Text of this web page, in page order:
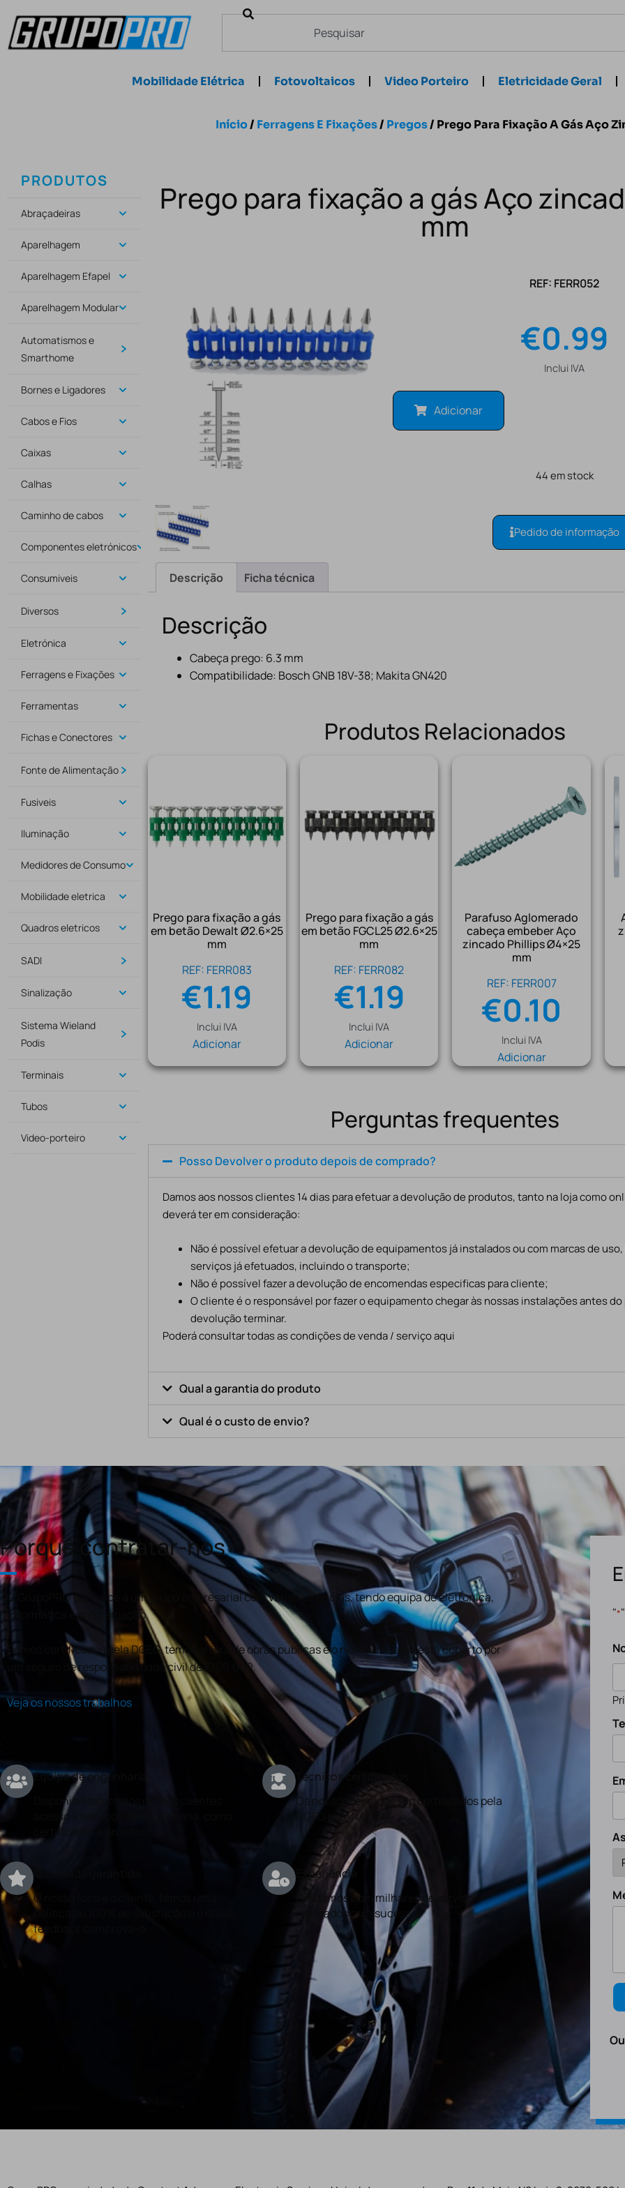
Mobilidade Elétrica Fotovoltaicos Video Porteiro Eletricidade Geral
Início/ Ferragens E Fixações/ Pregos/ Prego Para Fixação A Gás Aço
PRODUTOS
Abraçadeiras
Aparelhagem
Aparelhagem Efapel
Aparelhagem Modular
Automatismos e
Smarthome
Bornes e Ligadores
Cabos e Fios
Caixas
Calhas
Caminho de cabos
Componentes eletrónicos
Consumiveis
Diversos
Eletrónica
Ferragens e Fixações
Ferramentas
Fichas e Conectores
Fonte de Alimentação
Fusiveis
Iluminação
Medidores de Consumo
Mobilidade eletrica
Quadros eletricos
SADI
Sinalização
Sistema Wieland
Podis
Terminais
Tubos
Video-porteiro
Prego para fixação a gás Aço
mm
REF: FERR052
€0.99
Inclui IVA
Adicionar
44 em stock
Pedido de informação
Descrição Ficha técnica
Descrição
Cabeça prego: 6.3 mm
Compatibilidade: Bosch GNB 18V-38; Makita GN420
Produtos Relacionados
Prego para fixação a gás
em betão Dewalt Ø2.6×25
mm
REF: FERR083
€1.19
Inclui IVA
Adicionar
Prego para fixação a gás
em betão FGCL25 Ø2.6×25
mm
REF: FERR082
€1.19
Inclui IVA
Adicionar
Parafuso Aglomerado
cabeça embeber Aço
zincado Phillips Ø4×25
mm
REF: FERR007
€0.10
Inclui IVA
Adicionar
Perguntas frequentes
Posso Devolver o produto depois de comprado?
Damos aos nossos clientes 14 dias para efetuar a devolução de produtos, tanto na loja como
deverá ter em consideração:
Não é possível efetuar a devolução de equipamentos já instalados ou com marcas de
serviços já efetuados, incluindo o transporte;
Não é possível fazer a devolução de encomendas especificas para cliente;
O cliente é o responsável por fazer o equipamento chegar às nossas instalações antes
devolução terminar.
Poderá consultar todas as condições de venda / serviço aqui
Qual a garantia do produto
Qual é o custo de envio?
Porquê contratar-nos
O GrupoPRO pertence a um grupo empresarial com várias valências, tendo equipa de eletronica,
informática e programação.
Somos certificados pela DGEG, temos alvará de obras publicas e o nosso trabalho está coberto por
um seguro de responsabilidade civil de €100.000.
Veja os nossos trabalhos
Equipa de engenharia
Disponibilizamos aos nossos clientes
acesso a serviços de engenharia, como
certificados e projetos.
Técnicos certificados
Os nossos técnicos são certificados pela
DGEG e a ANACOM
O nosso foco é o cliente, temos uma
politica de 100% de satisfação e o nosso
feedback comprova-o.
Experiência
Contamos com milhares de serviços
realizados com sucesso.
"*